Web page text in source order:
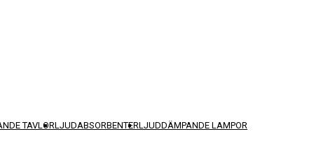
TAVLORLJUDABSORBENTERLJUDDÄMPANDE LAMPOR